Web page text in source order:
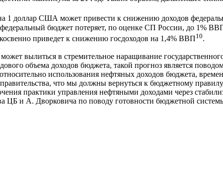
1 доллар США может привести к снижению доходов
бюджет потеряет, по оценке СП России, до 1%
приведет к снижению госдоходов на 1,4% ВВП10.
вылиться в стремительное наращивание
объема доходов бюджета, такой прогноз является
использования нефтяных доходов бюджета,
что мы должны вернуться к бюджетному
практики управления нефтяными доходами через
ЦБ и А. Дворковича по поводу готовности бюджетной